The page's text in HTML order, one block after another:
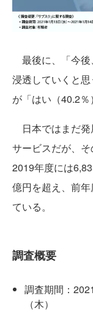
最後に、「今後
浸透していくと
が「はい（40.2％
日本ではまだ発
サービスだが、そ
2019年度には
億円を超え、前
ている。
調査概要
調査期間：
（木）